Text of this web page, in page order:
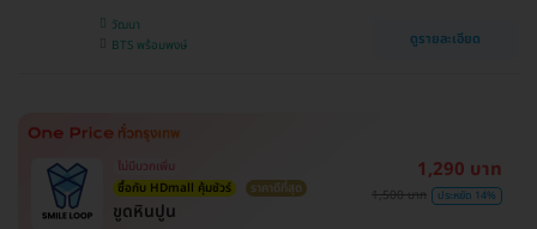
วัฒนา
BTS พร้อมพงษ์
ดูรายละเอียด
ไม่มีบวกเพิ่ม
ซื้อกับ HDmall คุ้มชัวร์
ราคาดีที่สุด
ขูดหินปูน
1,290 บาท
1,500 บาท ประหยัด 14%